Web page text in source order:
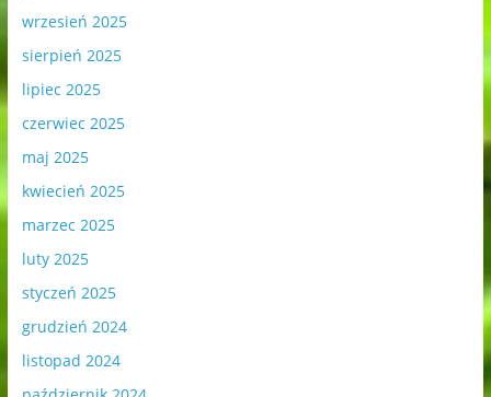
wrzesień 2025
sierpień 2025
lipiec 2025
czerwiec 2025
maj 2025
kwiecień 2025
marzec 2025
luty 2025
styczeń 2025
grudzień 2024
listopad 2024